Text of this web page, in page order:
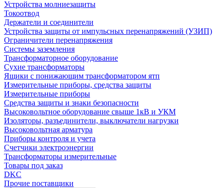
Устройства молниезащиты
Токоотвод
Держатели и соединители
Устройства защиты от импульсных перенапряжений (УЗИП)
Ограничители перенапряжения
Системы заземления
Трансформаторное оборудование
Сухие трансформаторы
Ящики с понижающим трансформатором ятп
Измерительные приборы, средства защиты
Измерительные приборы
Средства защиты и знаки безопасности
Высоковольтное оборудование свыше 1кВ и УКМ
Изоляторы, разъединители, выключатели нагрузки
Высоковольтная арматура
Приборы контроля и учета
Счетчики электроэнергии
Трансформаторы измерительные
Товары под заказ
DKC
Прочие поставщики